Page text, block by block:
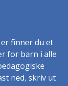
finner du et
for barn i alle
ned, skriv ut